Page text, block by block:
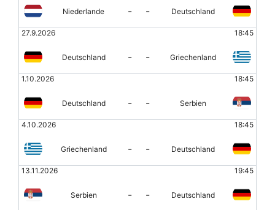
Niederlande - - Deutschland
27.9.2026 18:45
Deutschland - - Griechenland
1.10.2026 18:45
Deutschland - - Serbien
4.10.2026 18:45
Griechenland - - Deutschland
13.11.2026 19:45
Serbien - - Deutschland